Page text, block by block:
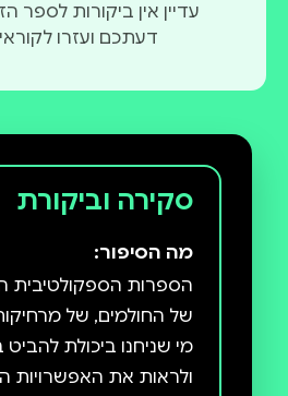
עדיין אין ביקורות
דעתכם ועזרו
סקירה וביקורת
מה הסיפור:
הספרות הספקולטיבית
של החולמים, של
מי שניחנו ביכולת להביט
ולראות את האפשרויות